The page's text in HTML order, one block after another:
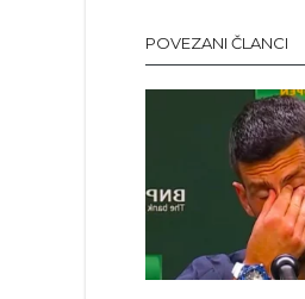
POVEZANI ČLANCI